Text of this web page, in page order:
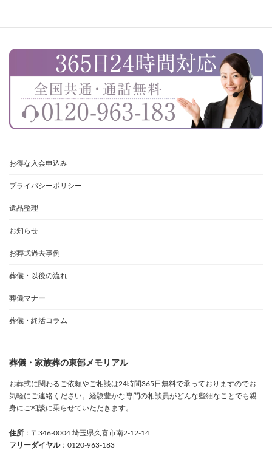
お得な入会申込み
プライバシーポリシー
遺品整理
お知らせ
お葬式過去事例
葬儀・以後の流れ
葬儀マナー
葬儀・終活コラム
葬儀・家族葬の東部メモリアル
お葬式に関わるご依頼やご相談は24時間365日無料で承っておりますのでお
気軽にご連絡ください。経験豊かな専門の相談員がどんな些細なことでも親
身にご相談に乗らせていただきます。
住所 ：〒346-0004 埼玉県久喜市南2-12-14
フリーダイヤル：0120-963-183